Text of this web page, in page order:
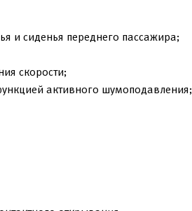
и сиденья переднего пассажира;
скорости;
активного шумоподавления;